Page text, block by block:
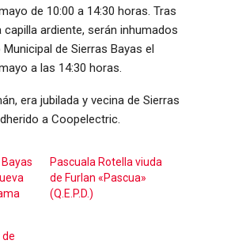
de 10:00 a 14:30 horas. Tras
ardiente, serán inhumados
de Sierras Bayas el
a las 14:30 horas.
era jubilada y vecina de Sierras
a Coopelectric.
Pascuala Rotella viuda
de Furlan «Pascua»
(Q.E.P.D.)